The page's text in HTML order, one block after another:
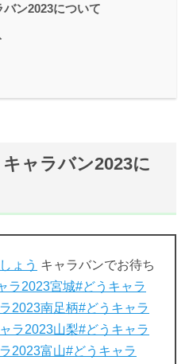
ン2023について
ャラバン2023に
ょう キャラバンでお待ち
ラ2023宮城#どうキャラ
2023南足柄#どうキャラ
ラ2023山梨#どうキャラ
2023富山#どうキャラ